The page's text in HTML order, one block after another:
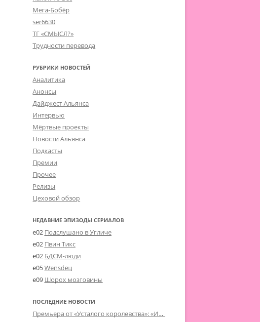
Мега-Бобёр
ser6630
ТГ «СМЫСЛ?»
Трудности перевода
РУБРИКИ НОВОСТЕЙ
Аналитика
Анонсы
Дайджест Альянса
Интервью
Мёртвые проекты
Новости Альянса
Подкасты
Премии
Прочее
Релизы
Цеховой обзор
НЕДАВНИЕ ЭПИЗОДЫ СЕРИАЛОВ
e02 Подслушано в Угличе
e02 Пвин Тикс
e02 БДСМ-люди
e05Wensdeц
e09 Шорох мозговины
ПОСЛЕДНИЕ НОВОСТИ
Премьера от «Усталого королевства»: «Игорь начал»